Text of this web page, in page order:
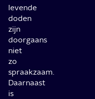
levende
doden
zijn
doorgaans
niet
zo
spraakzaam.
Daarnaast
is